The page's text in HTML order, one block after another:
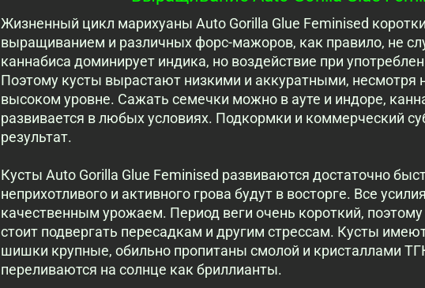
Жизненный цикл марихуаны Auto Gorilla Glue Feminised
выращиванием и различных форс-мажоров, как правило, не
каннабиса доминирует индика, но воздействие при
Поэтому кусты вырастают низкими и аккуратными, несмотря
высоком уровне. Сажать семечки можно в ауте и индоре,
развивается в любых условиях. Подкормки и коммерческий
результат.
Кусты Auto Gorilla Glue Feminised развиваются достаточно
неприхотливого и активного грова будут в восторге. Все
качественным урожаем. Период веги очень короткий, поэтому
стоит подвергать пересадкам и другим стрессам. Кусты
шишки крупные, обильно пропитаны смолой и кристаллами
переливаются на солнце как бриллианты.